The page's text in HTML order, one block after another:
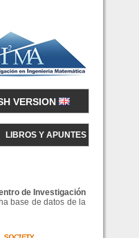
VERSION
LIBROS Y APUNTES
de Investigación
base de datos de la